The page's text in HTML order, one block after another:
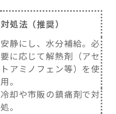
対処法（推奨）
安静にし、水分補給。必
要に応じて解熱剤（アセ
トアミノフェン等）を使
用。
冷却や市販の鎮痛剤で対
処。